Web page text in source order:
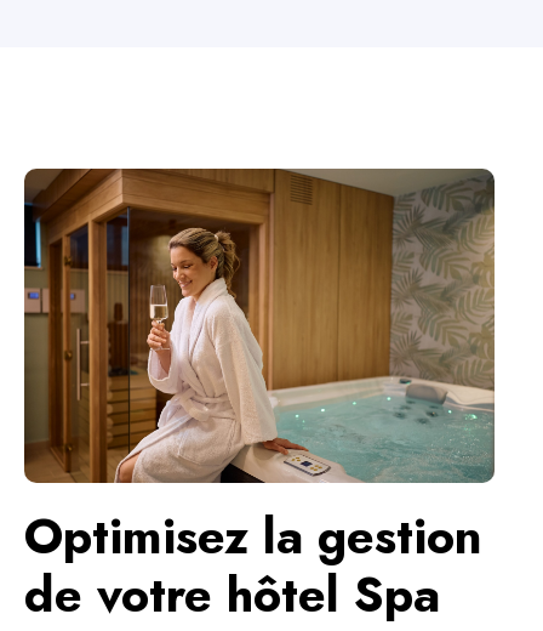
Optimisez la gestion
de votre hôtel Spa